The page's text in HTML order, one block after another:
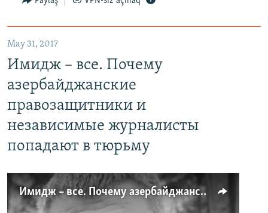
May 31, 2017
Имидж – все. Почему
азербайджанские
правозащитники и
независимые журналисты
попадают в тюрьму
Имидж – все. Почему азербайджанские правозащитники и независимые журналисты попадают в тюрьму